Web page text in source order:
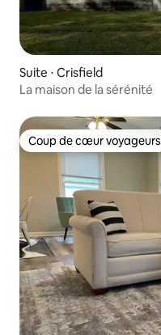
Suite ⋅ Crisfield
La maison de la sérénité
Coup de cœur voyageurs
Coup de cœur voyageurs